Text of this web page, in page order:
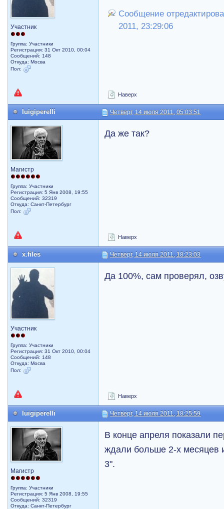
Участник
Группа: Участники
Регистрация: 31 Окт 2010, 00:04
Сообщений: 148
Откуда: Мосва
Пол:
Сообщение
2011, 23:29:06
Наверх
luigiperelli Четверг, 14 июля 2011, 05:03:51
Магистр
Группа: Участники
Регистрация: 5 Янв 2008, 19:55
Сообщений: 32319
Откуда: Санкт-Петербург
Пол:
Да же так?
Наверх
x.files Четверг, 14 июля 2011, 18:23:03
Участник
Группа: Участники
Регистрация: 31 Окт 2010, 00:04
Сообщений: 148
Откуда: Мосва
Пол:
Да 100%, сам проверял,
Наверх
luigiperelli Четверг, 14 июля 2011, 18:25:59
Магистр
Группа: Участники
Регистрация: 5 Янв 2008, 19:55
Сообщений: 32319
Откуда: Санкт-Петербург
В конце апреля показали
ждали больше 2-х месяцев
3".